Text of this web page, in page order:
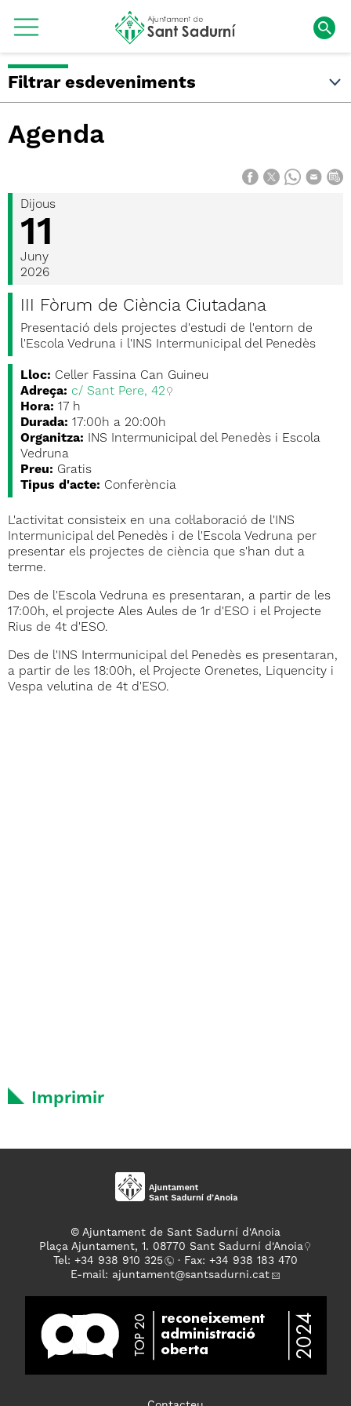
Filtrar esdeveniments
Agenda
Dijous
11
Juny
2026
III Fòrum de Ciència Ciutadana
Presentació dels projectes d'estudi de l'entorn de
l'Escola Vedruna i l'INS Intermunicipal del Penedès
Lloc: Celler Fassina Can Guineu
Adreça: c/ Sant Pere, 42
Hora: 17 h
Durada: 17:00h a 20:00h
Organitza:
INS Intermunicipal del Penedès i Escola
Vedruna
Preu: Gratis
Tipus d'acte: Conferència
L'activitat consisteix en una col·laboració de l'INS
Intermunicipal del Penedès i de l'Escola Vedruna per
presentar els projectes de ciència que s'han dut a
terme.
Des de l'Escola Vedruna es presentaran, a partir de les
17:00h, el projecte Ales Aules de 1r d'ESO i el Projecte
Rius de 4t d'ESO.
Des de l'INS Intermunicipal del Penedès es presentaran,
a partir de les 18:00h, el Projecte Orenetes, Liquencity i
Vespa velutina de 4t d'ESO.
Imprimir
© Ajuntament de Sant Sadurní d'Anoia
Plaça Ajuntament, 1. 08770 Sant Sadurní d'Anoia
Tel: +34 938 910 325
· Fax: +34 938 183 470
E-mail: ajuntament@santsadurni.cat